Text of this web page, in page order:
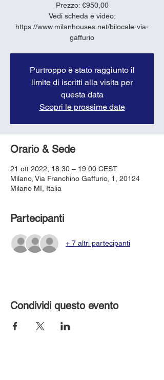
Prezzo: €950,00
Vedi scheda e video:
https://www.milanhouses.net/bilocale-via-
gaffurio
Purtroppo è stato raggiunto il
limite di iscritti alla visita per
questa data
Scopri le prossime date
Orario & Sede
21 ott 2022, 18:30 – 19:00 CEST
Milano, Via Franchino Gaffurio, 1, 20124
Milano MI, Italia
Partecipanti
+ 7 altri partecipanti
Condividi questo evento